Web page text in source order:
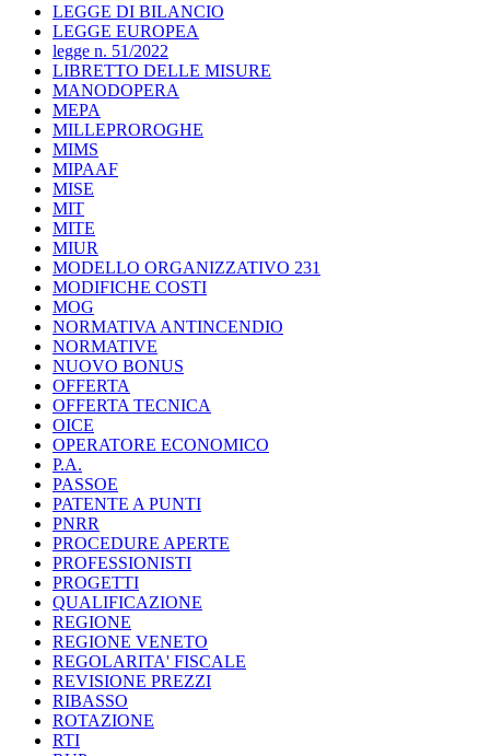
LEGGE DI BILANCIO
LEGGE EUROPEA
legge n. 51/2022
LIBRETTO DELLE MISURE
MANODOPERA
MEPA
MILLEPROROGHE
MIMS
MIPAAF
MISE
MIT
MITE
MIUR
MODELLO ORGANIZZATIVO 231
MODIFICHE COSTI
MOG
NORMATIVA ANTINCENDIO
NORMATIVE
NUOVO BONUS
OFFERTA
OFFERTA TECNICA
OICE
OPERATORE ECONOMICO
P.A.
PASSOE
PATENTE A PUNTI
PNRR
PROCEDURE APERTE
PROFESSIONISTI
PROGETTI
QUALIFICAZIONE
REGIONE
REGIONE VENETO
REGOLARITA' FISCALE
REVISIONE PREZZI
RIBASSO
ROTAZIONE
RTI